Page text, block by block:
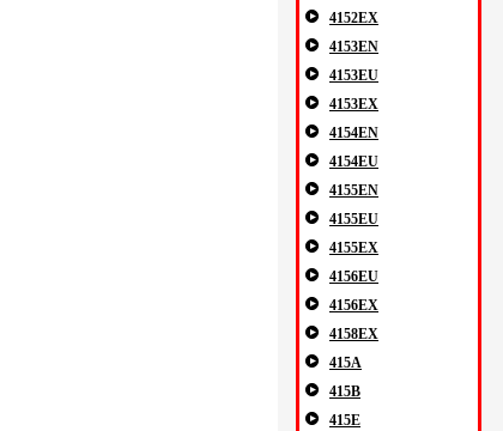
4152EX
4153EN
4153EU
4153EX
4154EN
4154EU
4155EN
4155EU
4155EX
4156EU
4156EX
4158EX
415A
415B
415E